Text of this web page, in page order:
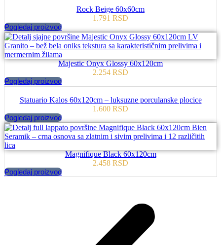
Rock Beige 60x60cm
1.791 RSD
Pogledaj proizvod
Majestic Onyx Glossy 60x120cm
2.254 RSD
Pogledaj proizvod
Statuario Kalos 60x120cm – luksuzne porculanske plocice
1.600 RSD
Pogledaj proizvod
Magnifique Black 60x120cm
2.458 RSD
Pogledaj proizvod